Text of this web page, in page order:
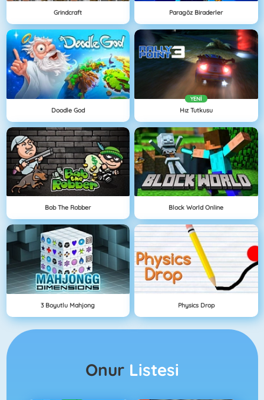
Grindcraft Paragöz Biraderler
Doodle God
YENI
Hız Tutkusu
Bob The Robber Block World Online
3 Boyutlu Mahjong Physics Drop
Onur Listesi